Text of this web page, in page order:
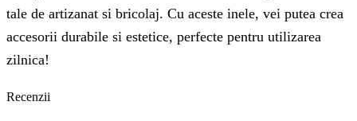
tale de artizanat si bricolaj. Cu aceste inele, vei putea crea
accesorii durabile si estetice, perfecte pentru utilizarea
zilnica!
Recenzii